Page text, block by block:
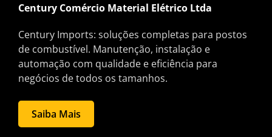
Century Comércio Material Elétrico Ltda
Century Imports: soluções completas para postos
de combustível. Manutenção, instalação e
automação com qualidade e eficiência para
negócios de todos os tamanhos.
Saiba Mais